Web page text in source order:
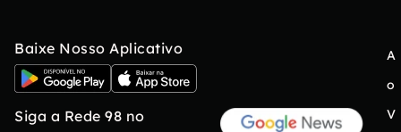
Baixe Nosso Aplicativo
Siga a Rede 98 no
A
o
V